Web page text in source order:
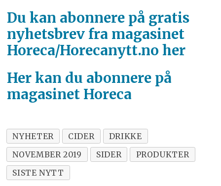
Du kan abonnere på gratis
nyhetsbrev fra magasinet
Horeca/Horecanytt.no her
Her kan du abonnere på
magasinet Horeca
NYHETER CIDER
DRIKKE
NOVEMBER 2019
SIDER
PRODUKTER
SISTE NYTT